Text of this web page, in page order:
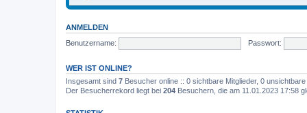
ANMELDEN
Benutzername:
Passwort:
WER IST ONLINE?
Insgesamt sind 7 Besucher online :: 0 sichtbare Mitglieder, 0
Der Besucherrekord liegt bei 204 Besuchern, die am 11.01.2023 17:58